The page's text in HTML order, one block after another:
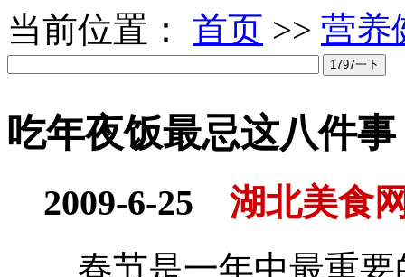
当前位置： 首页 >> 营养
吃年夜饭最忌这八件事
2009-6-25 湖北美食
春节是一年中最重要